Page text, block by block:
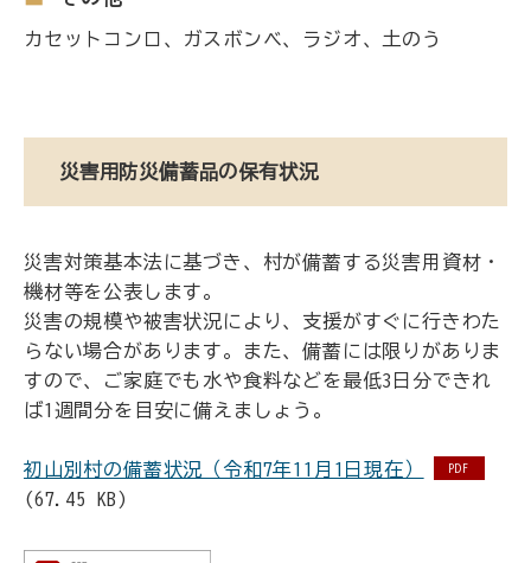
カセットコンロ、ガスボンベ、ラジオ、土のう
災害用防災備蓄品の保有状況
災害対策基本法に基づき、村が備蓄する災害用資材・
機材等を公表します。
災害の規模や被害状況により、支援がすぐに行きわた
らない場合があります。また、備蓄には限りがありま
すので、ご家庭でも水や食料などを最低3日分できれ
ば1週間分を目安に備えましょう。
初山別村の備蓄状況（令和7年11月1日現在） PDF
(67.45 KB)